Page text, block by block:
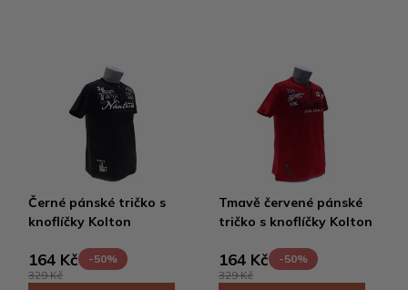
Černé pánské tričko s
knoflíčky Kolton
164 Kč
-50%
329 Kč
Tmavě červené pánské
tričko s knoflíčky Kolton
164 Kč
-50%
329 Kč